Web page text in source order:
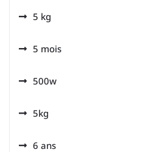
5 kg
5 mois
500w
5kg
6 ans